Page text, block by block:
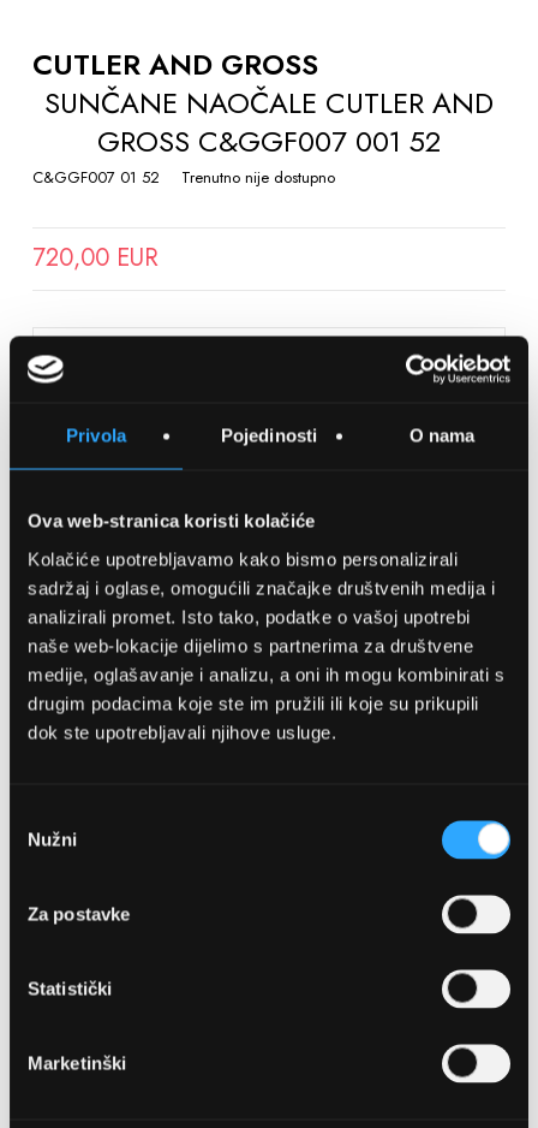
Privola Pojedinosti O nama
Ova web-stranica koristi kolačiće
Kolačiće upotrebljavamo kako bismo personalizirali
sadržaj i oglase, omogućili značajke društvenih medija i
analizirali promet. Isto tako, podatke o vašoj upotrebi
naše web-lokacije dijelimo s partnerima za društvene
medije, oglašavanje i analizu, a oni ih mogu kombinirati s
drugim podacima koje ste im pružili ili koje su prikupili
dok ste upotrebljavali njihove usluge.
pristanka
Nužni
Za postavke
Statistički
Marketinški
THE
BEGINNING
OF
GALLERY
CUTLER AND GROSS
SUNČANE NAOČALE CUTLER AND
GROSS C&GGF007 001 52
C&GGF007 01 52 Trenutno nije dostupno
720,00 EUR
SPREMITE NA LISTU ŽELJA
Detalji
OPTIKA NJEGO, POSLOVNICA 1